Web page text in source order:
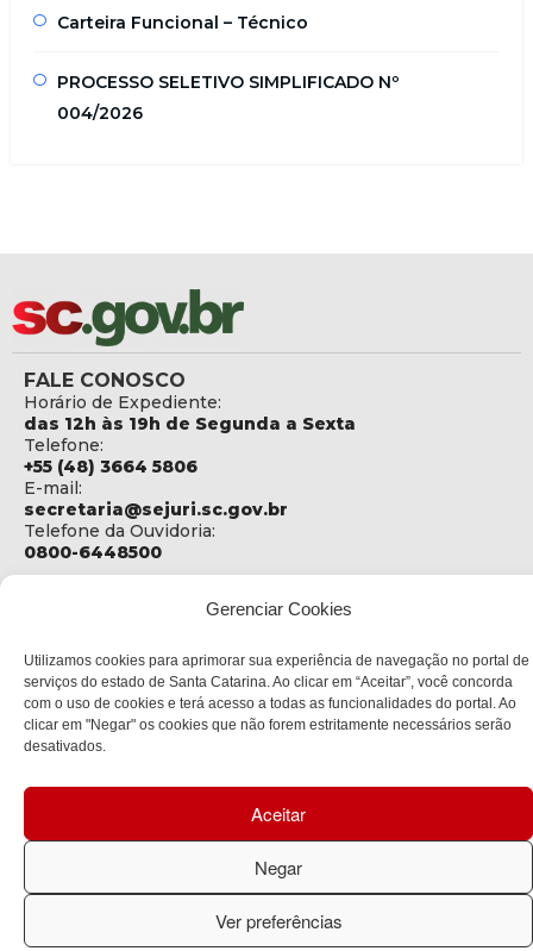
Gerenciar Cookies
Utilizamos cookies para aprimorar sua experiência de navegação no portal de
serviços do estado de Santa Catarina. Ao clicar em “Aceitar”, você concorda
com o uso de cookies e terá acesso a todas as funcionalidades do portal. Ao
clicar em "Negar" os cookies que não forem estritamente necessários serão
desativados.
Aceitar
Negar
Ver preferências
Carteira Funcional – Técnico
PROCESSO SELETIVO SIMPLIFICADO Nº
004/2026
FALE CONOSCO
Horário de Expediente:
das 12h às 19h de Segunda a Sexta
Telefone:
+55 (48) 3664 5806
E-mail:
secretaria@sejuri.sc.gov.br
Telefone da Ouvidoria:
0800-6448500
SEJURI - Secretaria de Estado de Justiça e Reintegração
Rua Fúlvio Aducci, 1214 - Loja 06
Bairro:
Estreito - Florianópolis - SC
CEP:
Santa Catarina |Desenvolvedor: CIASC